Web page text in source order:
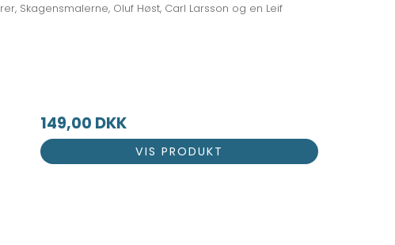
Skagensmalerne, Oluf Høst, Carl Larsson og en Leif
149,00 DKK
VIS PRODUKT